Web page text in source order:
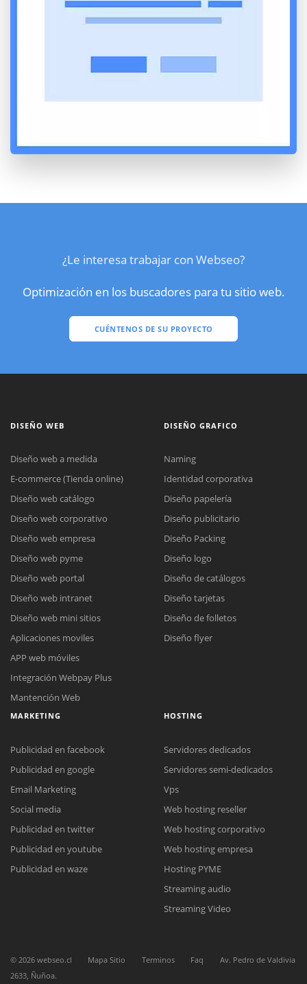
¿Le interesa trabajar con Webseo?
Optimización en los buscadores para tu sitio web.
CUÉNTENOS DE SU PROYECTO
Reunión online
Nuestros ejecutivos le enviarán un correo electrónico con el enlace a
Meet para la reunión online.
Cotización
Todos nuestros ejecutivos están fuera de línea. Complete el formulario
DISEÑO WEB
Diseño web a medida
E-commerce (Tienda online)
Diseño web catálogo
Diseño web corporativo
Diseño web empresa
Diseño web pyme
Diseño web portal
Diseño web intranet
Diseño web mini sitios
Aplicaciones moviles
APP web móviles
Integración Webpay Plus
Mantención Web
DISEÑO GRAFICO
Naming
Identidad corporativa
Diseño papelería
Diseño publicitario
Diseño Packing
Diseño logo
Diseño de catálogos
Diseño tarjetas
Diseño de folletos
Diseño flyer
MARKETING
Publicidad en facebook
Publicidad en google
Email Marketing
Social media
Publicidad en twitter
Publicidad en youtube
Publicidad en waze
HOSTING
Servidores dedicados
Servidores semi-dedicados
Vps
Web hosting reseller
Web hosting corporativo
Web hosting empresa
Hosting PYME
Streaming audio
Streaming Video
© 2026 webseo.cl Mapa Sitio Terminos Faq
Av. Pedro de Valdivia
2633, Ñuñoa.